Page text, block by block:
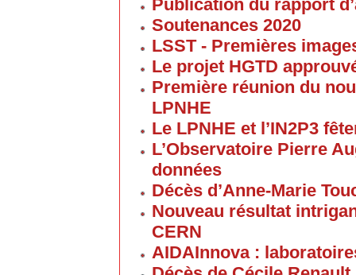
Publication du rapport
Soutenances 2020
LSST - Premières
Le projet HGTD
Première réunion du
LPNHE
Le LPNHE et l’IN2P3
L’Observatoire Pierre
données
Décès d’Anne-Marie
Nouveau résultat
CERN
AIDAInnova :